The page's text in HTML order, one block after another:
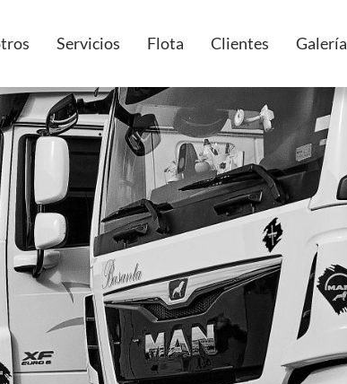
Servicios Flota Clientes Galería